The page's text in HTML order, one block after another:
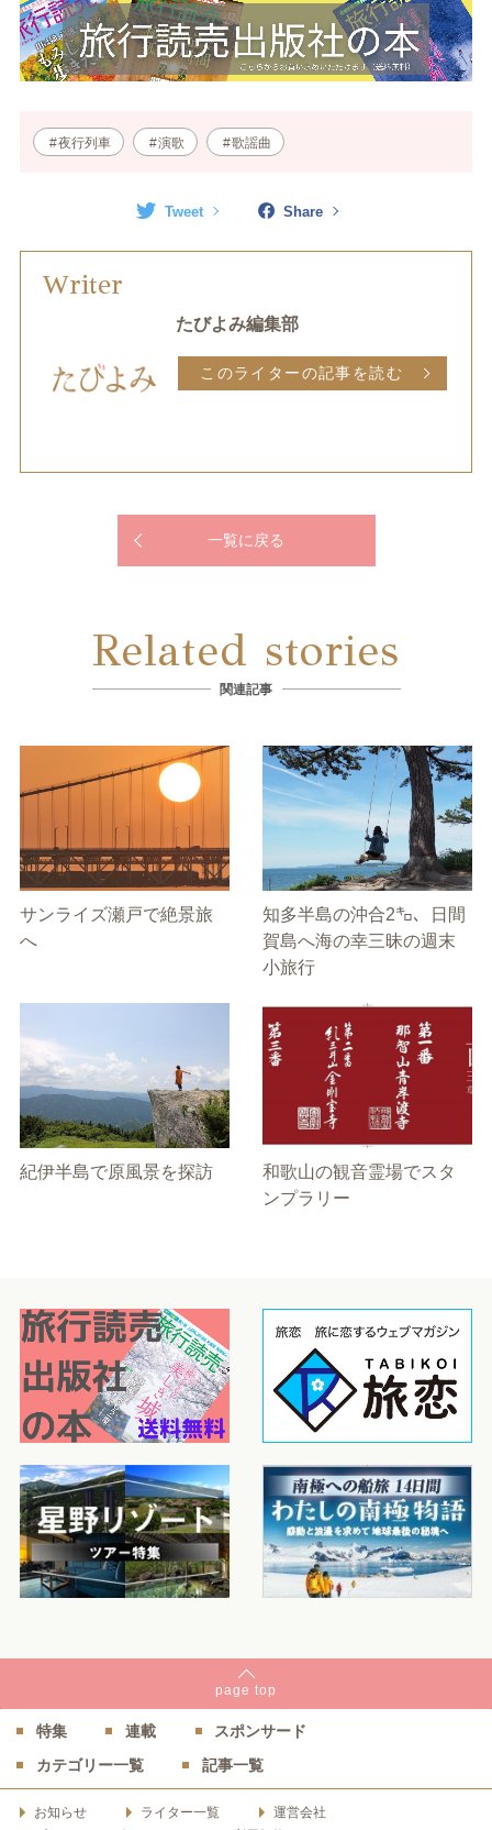
夜行列車 演歌 歌謡曲
Tweet Share
Writer
たびよみ編集部
このライターの記事を読む
一覧に戻る
Related stories
関連記事
サンライズ瀬戸で絶景旅
へ
知多半島の沖合2㌔、日間
賀島へ海の幸三昧の週末
小旅行
紀伊半島で原風景を探訪
和歌山の観音霊場でスタ
ンプラリー
page top
特集 連載
スポンサード
カテゴリー一覧
記事一覧
お知らせ ライター一覧
運営会社